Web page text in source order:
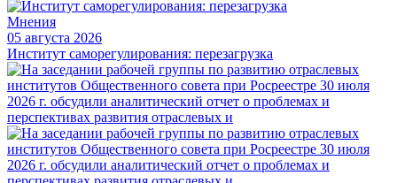
Мнения
05 августа 2026
Институт саморегулирования: перезагрузка